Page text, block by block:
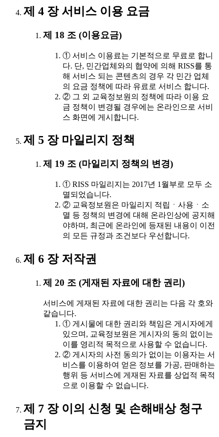
제 4 장 서비스 이용 요금
제 18 조 (이용요금)
① 서비스 이용료는 기본적으로 무료로 합니
다. 단, 민간업체와의 협약에 의해 RISS를 통
해 서비스 되는 콘텐츠의 경우 각 민간 업체
의 요금 정책에 따라 유료로 서비스 합니다.
② 그 외 교육정보원의 정책에 따라 이용 요
금 정책이 변경될 경우에는 온라인으로 서비
스 화면에 게시합니다.
제 5 장 마일리지 정책
제 19 조 (마일리지 정책의 변경)
① RISS 마일리지는 2017년 1월부로 모두 소
멸되었습니다.
② 교육정보원은 마일리지 적립ㆍ사용ㆍ소
멸 등 정책의 변경에 대해 온라인상에 공지해
야하며, 최근에 온라인에 등재된 내용이 이전
의 모든 규정과 조건보다 우선합니다.
제 6 장 저작권
제 20 조 (게재된 자료에 대한 권리)
서비스에 게재된 자료에 대한 권리는 다음 각 호와
같습니다.
① 게시물에 대한 권리와 책임은 게시자에게
있으며, 교육정보원은 게시자의 동의 없이는
이를 영리적 목적으로 사용할 수 없습니다.
② 게시자의 사전 동의가 없이는 이용자는 서
비스를 이용하여 얻은 정보를 가공, 판매하는
행위 등 서비스에 게재된 자료를 상업적 목적
으로 이용할 수 없습니다.
제 7 장 이의 신청 및 손해배상 청구
금지